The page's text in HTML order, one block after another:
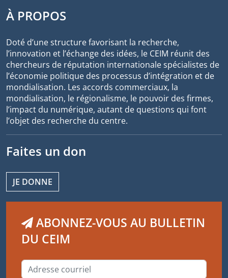
À PROPOS
Doté d’une structure favorisant la recherche,
l’innovation et l’échange des idées, le CEIM réunit des
chercheurs de réputation internationale spécialistes de
l’économie politique des processus d’intégration et de
mondialisation. Les accords commerciaux, la
mondialisation, le régionalisme, le pouvoir des firmes,
l’impact du numérique, autant de questions qui font
l’objet des recherche du centre.
Faites un don
JE DONNE
ABONNEZ-VOUS AU BULLETIN
DU CEIM